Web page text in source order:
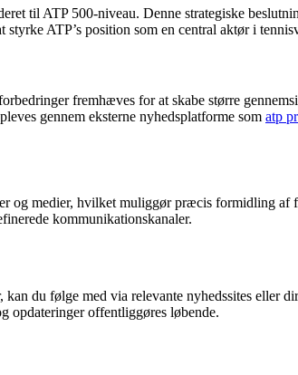
til ATP 500-niveau. Denne strategiske
ATP’s position som en central aktør i
fremhæves for at skabe større
gennem eksterne nyhedsplatforme som atp
medier, hvilket muliggør præcis formidling af
kommunikationskanaler.
du følge med via relevante nyhedssites eller
opdateringer offentliggøres løbende.